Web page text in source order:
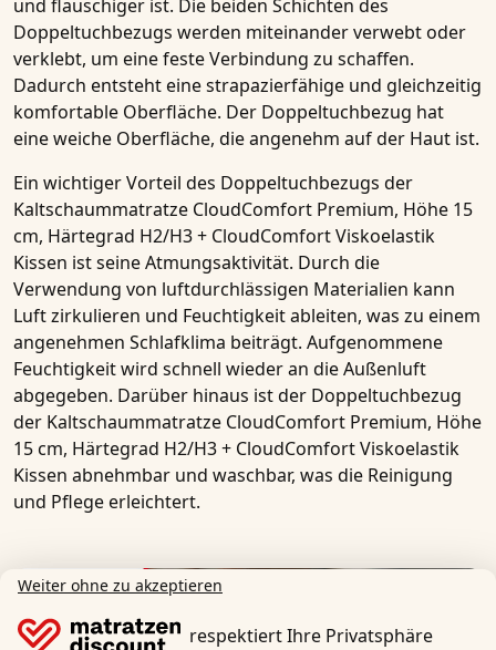
und flauschiger ist. Die beiden Schichten des
Doppeltuchbezugs werden miteinander verwebt oder
verklebt, um eine feste Verbindung zu schaffen.
Dadurch entsteht eine strapazierfähige und gleichzeitig
komfortable Oberfläche. Der Doppeltuchbezug hat
eine weiche Oberfläche, die angenehm auf der Haut ist.
Ein wichtiger Vorteil des Doppeltuchbezugs der
Kaltschaummatratze CloudComfort Premium, Höhe 15
cm, Härtegrad H2/H3 + CloudComfort Viskoelastik
Kissen ist seineAtmungsaktivität. Durch die
Verwendung von luftdurchlässigen Materialien kann
Luft zirkulieren und Feuchtigkeit ableiten, was zu einem
angenehmen Schlafklima beiträgt. Aufgenommene
Feuchtigkeit wird schnell wieder an die Außenluft
abgegeben. Darüber hinaus ist der Doppeltuchbezug
der Kaltschaummatratze CloudComfort Premium, Höhe
15 cm, Härtegrad H2/H3 + CloudComfort Viskoelastik
Kissen abnehmbar und waschbar, was die Reinigung
und Pflege erleichtert.
Weiter ohne zu akzeptieren
respektiert Ihre Privatsphäre